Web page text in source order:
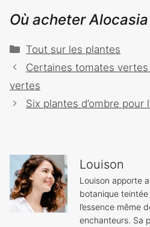
Où acheter
Catégories
Tout sur les plantes
Navigation
Certaines tomates
vertes
Six plantes d’ombre pour
Louison
Louison apporte
botanique
l’essence même
enchanteurs. Sa